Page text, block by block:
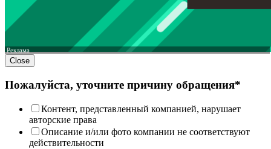
Реклама
Close
Пожалуйста, уточните причину обращения*
Контент, представленный компанией, нарушает
авторские права
Описание и/или фото компании не соответствуют
действительности